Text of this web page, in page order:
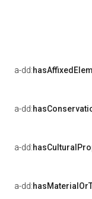
a-dd:
a-dd:
a-dd:
a-dd: